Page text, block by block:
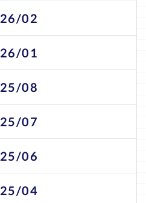
02
01
08
07
06
04